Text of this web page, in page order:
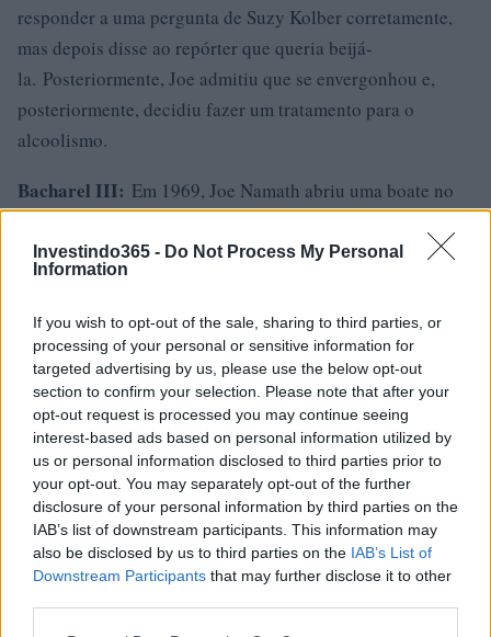
Investindo365 - Do Not Process My Personal
Information
If you wish to opt-out of the sale, sharing to third parties, or
processing of your personal or sensitive information for
targeted advertising by us, please use the below opt-out
section to confirm your selection. Please note that after your
opt-out request is processed you may continue seeing
interest-based ads based on personal information utilized by
us or personal information disclosed to third parties prior to
your opt-out. You may separately opt-out of the further
disclosure of your personal information by third parties on the
IAB’s list of downstream participants. This information may
also be disclosed by us to third parties on the IAB’s List of
Downstream Participants that may further disclose it to other
responder a uma pergunta de Suzy Kolber corretamente,
mas depois disse ao repórter que queria beijá-
la. Posteriormente, Joe admitiu que se envergonhou e,
posteriormente, decidiu fazer um tratamento para o
alcoolismo.
Bacharel III: Em 1969, Joe Namath abriu uma boate no
clube se tornou um sucesso incrível e atraiu muitas
celebridades. No entanto, o clube também se tornou um
destino popular para membros do crime
organizado. Namath se envolveu em polêmica depois de se
recusar a vender sua participação no estabelecimento,
apesar da insistência do Comissário da NGL Pete
Rozelle. Mais tarde, ele anunciou que se aposentaria por
causa do incidente antes de mudar de ideia, vendendo sua
participação e continuando sua carreira.
Endossos de marca: Joe Namath era bem conhecido por
seus muitos endossos de marca ao longo de sua carreira,
aparecendo em comerciais de marcas como Ovomaltine,